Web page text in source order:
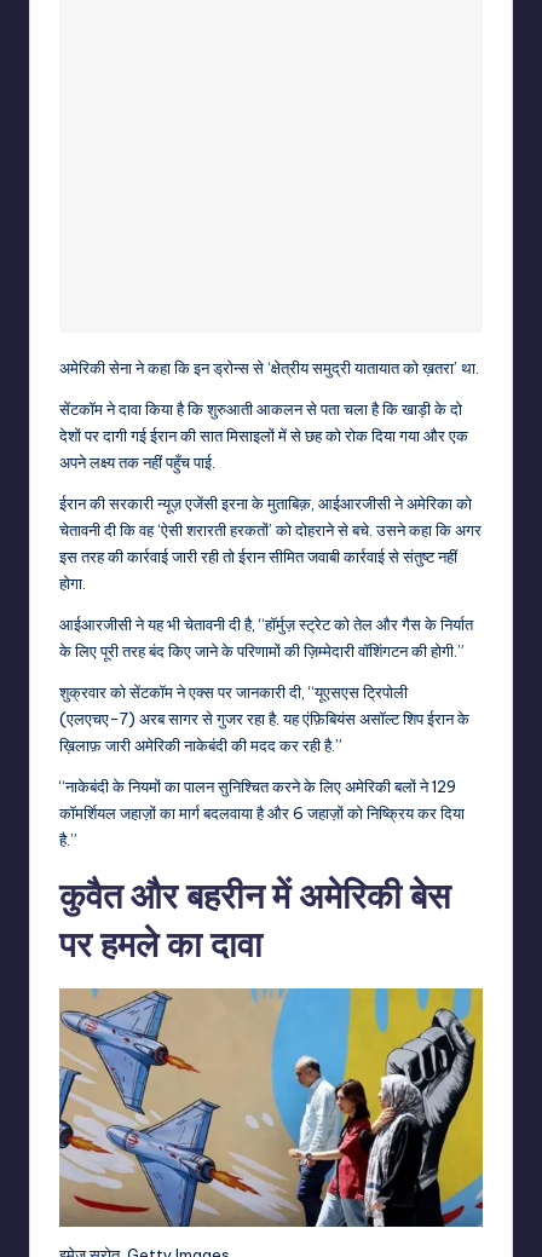
अमेरिकी सेना ने कहा कि इन ड्रोन्स से ‘क्षेत्रीय समुद्री यातायात को ख़तरा’ था.
सेंटकॉम ने दावा किया है कि शुरुआती आकलन से पता चला है कि खाड़ी के दो
देशों पर दागी गई ईरान की सात मिसाइलों में से छह को रोक दिया गया और एक
अपने लक्ष्य तक नहीं पहुँच पाई.
ईरान की सरकारी न्यूज़ एजेंसी इरना के मुताबिक़, आईआरजीसी ने अमेरिका को
चेतावनी दी कि वह ‘ऐसी शरारती हरकतों’ को दोहराने से बचे. उसने कहा कि अगर
इस तरह की कार्रवाई जारी रही तो ईरान सीमित जवाबी कार्रवाई से संतुष्ट नहीं
होगा.
आईआरजीसी ने यह भी चेतावनी दी है, “हॉर्मुज़ स्ट्रेट को तेल और गैस के निर्यात
के लिए पूरी तरह बंद किए जाने के परिणामों की ज़िम्मेदारी वॉशिंगटन की होगी.”
शुक्रवार को सेंटकॉम ने एक्स पर जानकारी दी, “यूएसएस ट्रिपोली
(एलएचए-7) अरब सागर से गुजर रहा है. यह एंफ़िबियंस असॉल्ट शिप ईरान के
ख़िलाफ़ जारी अमेरिकी नाकेबंदी की मदद कर रही है.”
“नाकेबंदी के नियमों का पालन सुनिश्चित करने के लिए अमेरिकी बलों ने 129
कॉमर्शियल जहाज़ों का मार्ग बदलवाया है और 6 जहाज़ों को निष्क्रिय कर दिया
है.”
कुवैत और बहरीन में अमेरिकी बेस
पर हमले का दावा